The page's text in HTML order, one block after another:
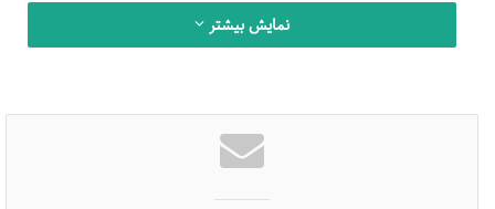
فلسطین، منحصر به حمایت مالی و تحصیلی از دانشجویان سرباز یا
انتشار بیانیه‌هایی درحمایت از جنگ نیست و حوزه‌های بسیار
وجه مالی و حمایت بیانی این دانشگاه‌ها از جنگ و کشتار غزه
نمایش بیشتر